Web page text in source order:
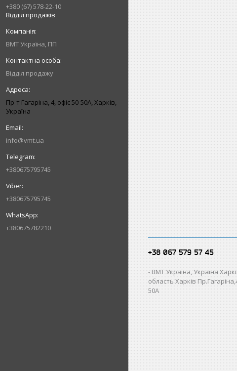
+380 (67) 578-22-10
Відділ продажів
ВМТ Україна, ПП
Відділ продажу
Пр-т Гагаріна, 4, офіс 50-50A, Харків,
Україна
info@vmt.ua
+380675795745
+380675795745
+380675782210
+38 067 579 57 45
ВМТ Україна, Україна
область Харків
50А